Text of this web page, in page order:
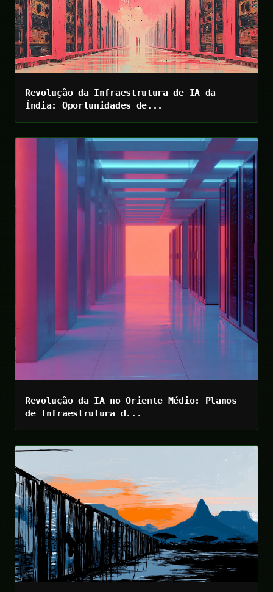
Revolução da Infraestrutura de IA da
Índia: Oportunidades de...
Revolução da IA no Oriente Médio: Planos
de Infraestrutura d...